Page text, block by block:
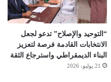
“التوحيد والإصلاح” تدعو لجعل
الانتخابات القادمة فرصة لتعزيز
البناء الديمقراطي واسترجاع الثقة
21 يوليو، 2026